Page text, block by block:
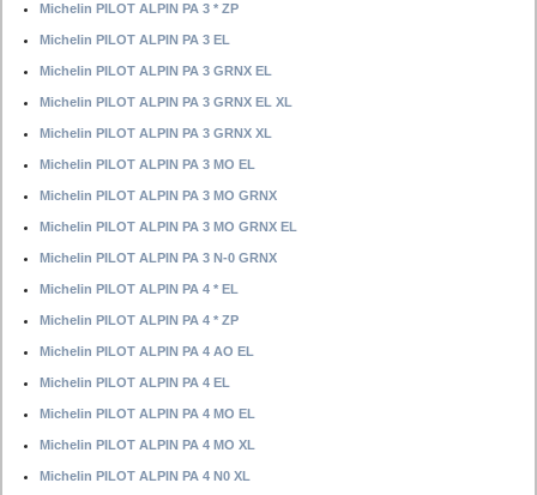
Michelin PILOT ALPIN PA 3 * ZP
Michelin PILOT ALPIN PA 3 EL
Michelin PILOT ALPIN PA 3 GRNX EL
Michelin PILOT ALPIN PA 3 GRNX EL XL
Michelin PILOT ALPIN PA 3 GRNX XL
Michelin PILOT ALPIN PA 3 MO EL
Michelin PILOT ALPIN PA 3 MO GRNX
Michelin PILOT ALPIN PA 3 MO GRNX EL
Michelin PILOT ALPIN PA 3 N-0 GRNX
Michelin PILOT ALPIN PA 4 * EL
Michelin PILOT ALPIN PA 4 * ZP
Michelin PILOT ALPIN PA 4 AO EL
Michelin PILOT ALPIN PA 4 EL
Michelin PILOT ALPIN PA 4 MO EL
Michelin PILOT ALPIN PA 4 MO XL
Michelin PILOT ALPIN PA 4 N0 XL